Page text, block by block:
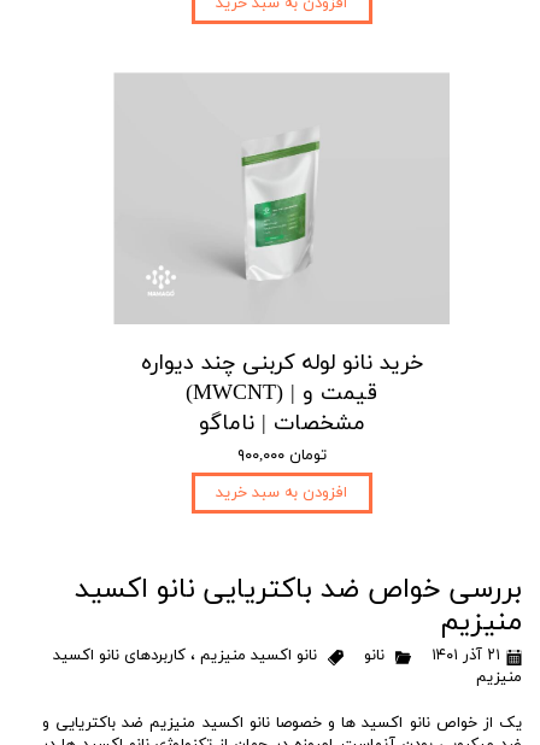
بررسی خواص ضد باکتریایی نانو اکسید
منیزیم
۲۱ آذر ۱۴۰۱ نانو نانو اکسید منیزیم ،کاربردهای نانو اکسید
منیزیم
یک از خواص نانو اکسید ها و خصوصا نانو اکسید منیزیم ضد باکتریایی و
خرید نانو لوله کربنی چند دیواره
(MWCNT) | قیمت و
مشخصات | ناماگو
۹۰۰,۰۰۰ تومان
افزودن به سبد خرید